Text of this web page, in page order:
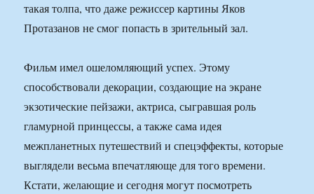
такая толпа, что даже режиссер картины Яков
Протазанов не смог попасть в зрительный зал.
Фильм имел ошеломляющий успех. Этому
способствовали декорации, создающие на экране
экзотические пейзажи, актриса, сыгравшая роль
гламурной принцессы, а также сама идея
межпланетных путешествий и спецэффекты, которые
выглядели весьма впечатляюще для того времени.
Кстати, желающие и сегодня могут посмотреть